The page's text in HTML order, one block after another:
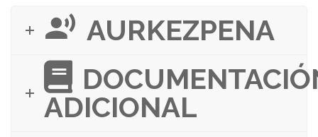
AURKEZPENA
ADICIONAL